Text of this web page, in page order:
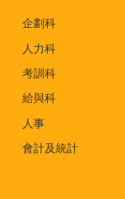
企劃科
人力科
考訓科
給與科
人事
會計及統計